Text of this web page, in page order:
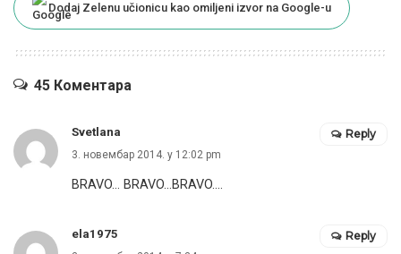
Dodaj Zelenu učionicu kao omiljeni izvor na Google-u
45 Коментара
Svetlana
3. новембар 2014. у 12:02 pm
BRAVO… BRAVO…BRAVO….
Reply
ela1975 Reply